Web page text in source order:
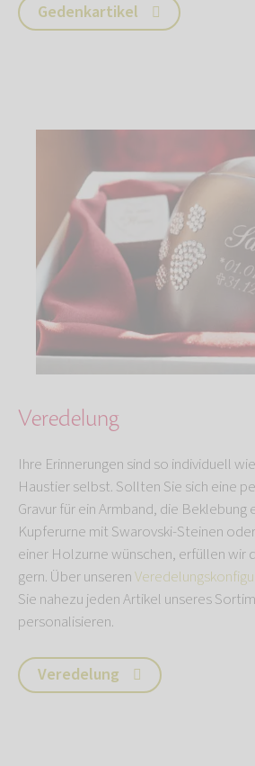
Gedenkartikel
Veredelung
Ihre Erinnerungen sind so individuell
Haustier selbst. Sollten Sie sich eine
Gravur für ein Armband, die Beklebung
Kupferurne mit Swarovski-Steinen
einer Holzurne wünschen, erfüllen wir
gern. Über unseren
Sie nahezu jeden Artikel unseres
personalisieren.
Veredelung